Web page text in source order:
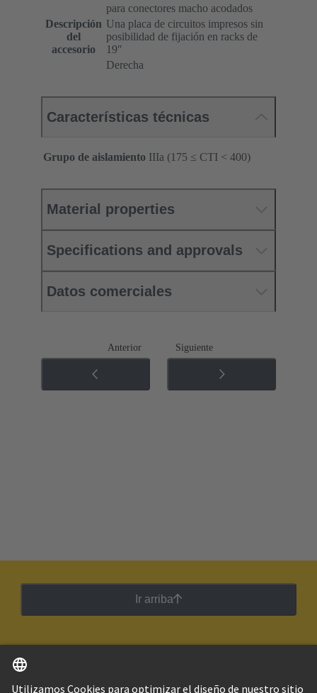
Descripción
del
accesorio
para conectores macho acodados
Una placa de circuitos impresos sin
posibilidad de fijación en racks de
19ʺ
Derecha
Características técnicas
Grupo de aislamiento IIIa (175 ≤ CTI < 400)
Material properties
Specifications and approvals
Datos comerciales
Anterior Siguiente
Ir arriba
Argentina Español